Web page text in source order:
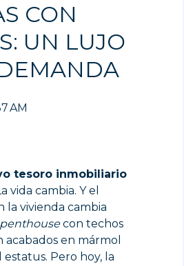
CON
UN LUJO
AM
tesoro inmobiliario
vida cambia. Y el
vivienda cambia
penthousecon techos
acabados en mármol
Pero hoy, la